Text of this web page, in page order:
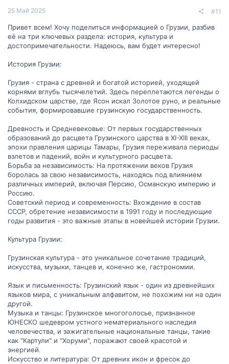
25 Май 2025 #11
Привет всем! Хочу поделиться информацией о Грузии, разбив
её на три ключевых раздела: история, культура и
достопримечательности. Надеюсь, вам будет интересно!
История Грузии:
Грузия - страна с древней и богатой историей, уходящей
корнями вглубь тысячелетий. Здесь переплетаются легенды о
Колхидском царстве, где Ясон искал Золотое руно, и реальные
события, формировавшие грузинскую государственность.
Древность и Средневековье: От первых государственных
образований до расцвета Грузинского царства в XI-XIII веках,
эпохи правления царицы Тамары, Грузия переживала периоды
взлетов и падений, войн и культурного расцвета.
Борьба за независимость: На протяжении веков Грузия
боролась за свою независимость, находясь под влиянием
различных империй, включая Персию, Османскую империю и
Россию.
Советский период и современность: Вхождение в состав
СССР, обретение независимости в 1991 году и последующие
годы развития - это важные этапы в новейшей истории Грузии.
Культура Грузии:
Грузинская культура - это уникальное сочетание традиций,
искусства, музыки, танцев и, конечно же, гастрономии.
Язык и письменность: Грузинский язык - один из древнейших
языков мира, с уникальным алфавитом, не похожим ни на один
другой.
Музыка и танцы: Грузинское многоголосье, признанное
ЮНЕСКО шедевром устного нематериального наследия
человечества, и зажигательные национальные танцы, такие
как "Картули" и "Хоруми", поражают своей красотой и
энергией.
Искусство и литература: От древних икон и фресок до